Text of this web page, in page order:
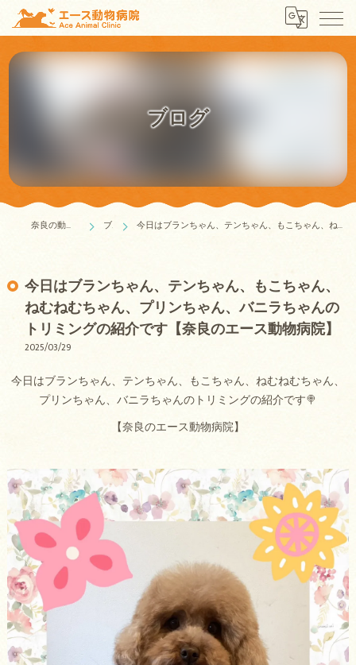
ブログ
奈良の動物病院はエース動物病院 ブログ 今日はブランちゃん、テンちゃん、もこちゃん、ねむねむちゃん、プリンちゃん、バニラちゃんのトリミングの紹介です【奈良のエース動物病院】
今日はブランちゃん、テンちゃん、もこちゃん、
ねむねむちゃん、プリンちゃん、バニラちゃんの
トリミングの紹介です【奈良のエース動物病院】
2025/03/29
今日はブランちゃん、テンちゃん、もこちゃん、ねむねむちゃん、
プリンちゃん、バニラちゃんのトリミングの紹介です🍭
【奈良のエース動物病院】